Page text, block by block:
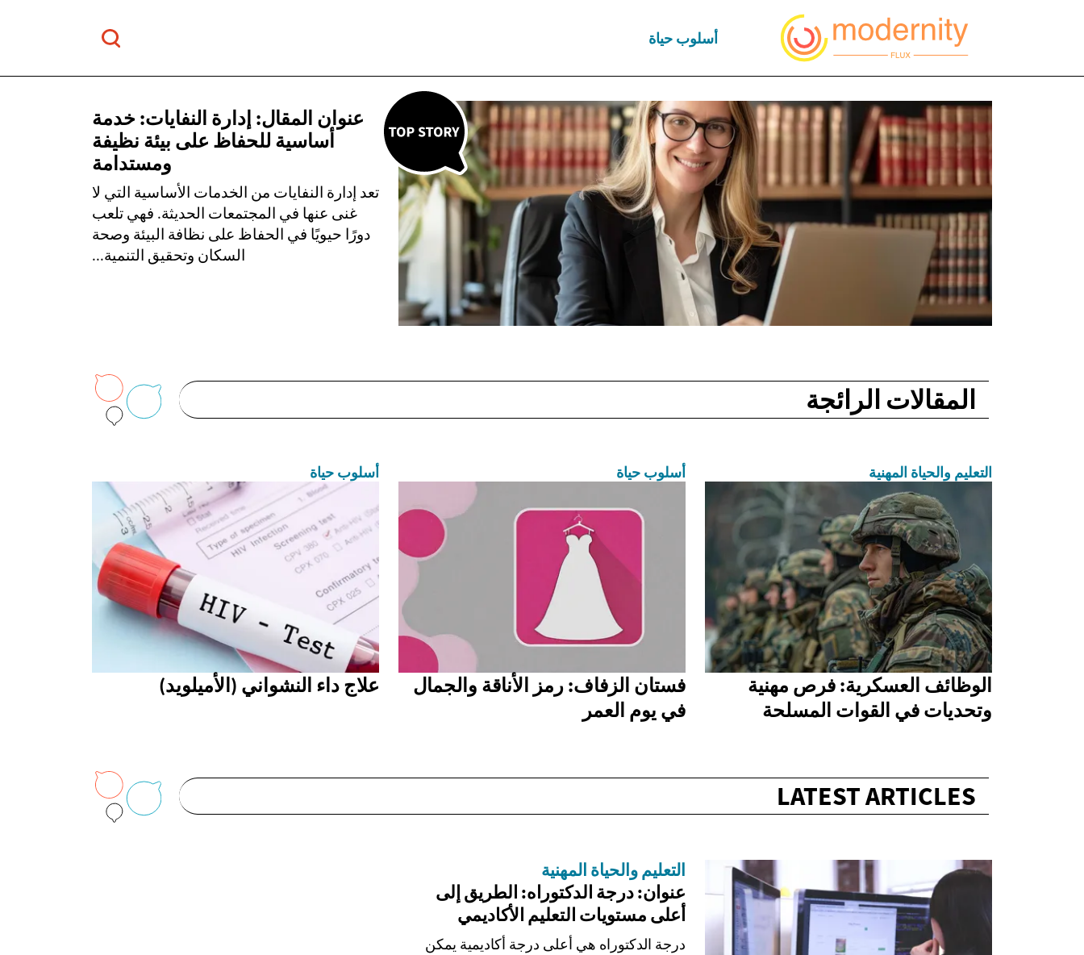
أسلوب حياة
عنوان المقال: إدارة النفايات: خدمة
أساسية للحفاظ على بيئة نظيفة
ومستدامة
تعد إدارة النفايات من الخدمات الأساسية التي لا
غنى عنها في المجتمعات الحديثة. فهي تلعب
دورًا حيويًا في الحفاظ على نظافة البيئة وصحة
السكان وتحقيق التنمية...
المقالات الرائجة
التعليم والحياة المهنية
الوظائف العسكرية: فرص مهنية
وتحديات في القوات المسلحة
أسلوب حياة
فستان الزفاف: رمز الأناقة والجمال
في يوم العمر
أسلوب حياة
علاج داء النشواني (الأميلويد)
LATEST ARTICLES
التعليم والحياة المهنية
عنوان: درجة الدكتوراه: الطريق إلى
أعلى مستويات التعليم الأكاديمي
درجة الدكتوراه هي أعلى درجة أكاديمية يمكن